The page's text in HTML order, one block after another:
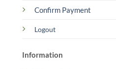
Confirm Payment
Logout
Information